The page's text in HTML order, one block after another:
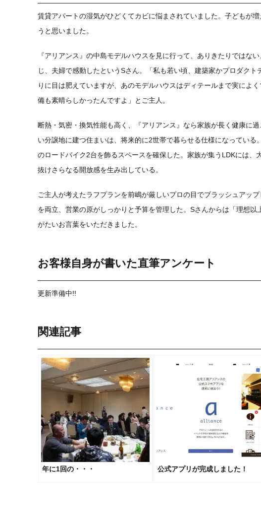
賃貸アパートの湿気がひどくてカビに悩まされていました。子どもが
うと思いました。
『アリアンス』の中島モデルハウスを見に行って、ありきたりではな
じ、夫婦で感動したというSさん。「私も若い頃、建築家かプロダク
りに目は肥えていますが、あのモデルハウスはディテールまで実によ
備も素晴らしかったんですよ」とご主人。
断熱・気密・換気性能も高く、『アリアンス』なら家族が長く健康に
い分譲地に建つ住まいは、将来的に2世帯で暮らせる仕様になっている
のロードバイク2台を飾るスペースを確保した。家族が集うLDKには、
抜けさらなる開放感を生み出している。
ご主人が考えたラフプランを前嶋が厳しいプロの目でブラッシュアッ
を両立、営業の原がしっかりと予算を管理した。Sさんからは「理想以
がたいお言葉をいただきました。
お客様自身が書いた直筆アンケート
更新準備中!!
関連記事
年に1回の・・・ 公式アプリが完成しました！